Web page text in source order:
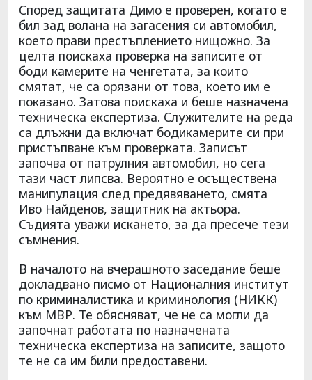
Според защитата Димо е проверен, когато е
бил зад волана на загасения си автомобил,
което прави престъплението нищожно. За
целта поискаха проверка на записите от
боди камерите на ченгетата, за които
смятат, че са орязани от това, което им е
показано. Затова поискаха и беше назначена
техническа експертиза. Служителите на реда
са длъжни да включат бодикамерите си при
пристъпване към проверката. Записът
започва от патрулния автомобил, но сега
тази част липсва. Вероятно е осъществена
манипулация след предявяването, смята
Иво Найденов, защитник на актьора.
Съдията уважи искането, за да пресече тези
съмнения.
В началото на вчерашното заседание беше
докладвано писмо от Националния институт
по криминалистика и криминология (НИКК)
към МВР. Те обясняват, че не са могли да
започнат работата по назначената
техническа експертиза на записите, защото
те не са им били предоставени.